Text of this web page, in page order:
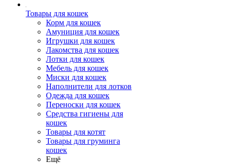
Товары для кошек
Корм для кошек
Амуниция для кошек
Игрушки для кошек
Лакомства для кошек
Лотки для кошек
Мебель для кошек
Миски для кошек
Наполнители для лотков
Одежда для кошек
Переноски для кошек
Средства гигиены для
кошек
Товары для котят
Товары для груминга
кошек
Ещё